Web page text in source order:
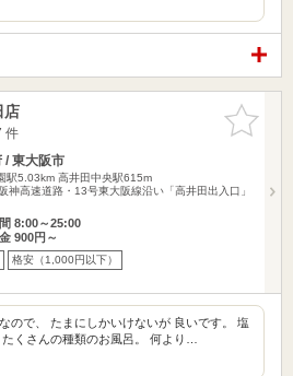
お気に入
りに追加
店
件
/ 東大阪市
駅5.03km 高井田中央駅615m
神高速道路・13号東大阪線沿い「高井田出入口」
8:00～25:00
900円～
格安（1,000円以下）
ので、 たまにしかいけないが 良いです。 塩
くさんの種類のお風呂。 何より…